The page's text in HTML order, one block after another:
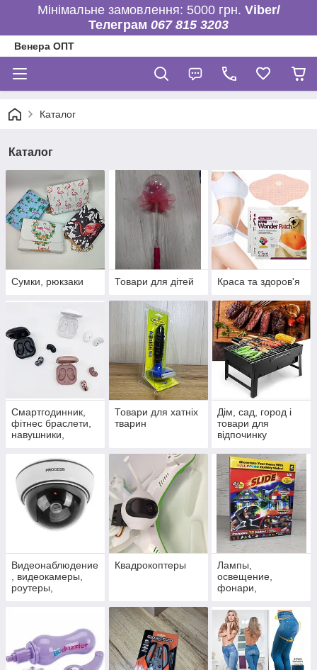
Мінімальне замовлення: 5000 грн. Viber/
Телеграм 067 815 3203
Венера ОПТ
Каталог
Каталог
Сумки, рюкзаки Товари для дітей Краса та здоров'я
Смартгодинник,
фітнес браслети,
навушники,
колонки
Товари для хатніх
тварин
Дім, сад, город і
товари для
відпочинку
Видеонаблюдение
, видеокамеры,
роутеры,
Квадрокоптеры
Лампы,
освещение,
фонари,